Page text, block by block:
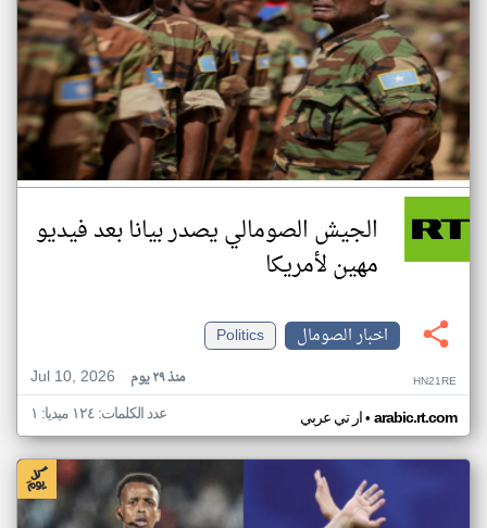
الجيش الصومالي يصدر بيانا بعد فيديو
مهين لأمريكا
اخبار الصومال
Politics
Jul 10, 2026
منذ ٢٩ يوم HN21RE
ار تي عربي• arabic.rt.com عدد الكلمات: ١٢٤ ميديا: ١